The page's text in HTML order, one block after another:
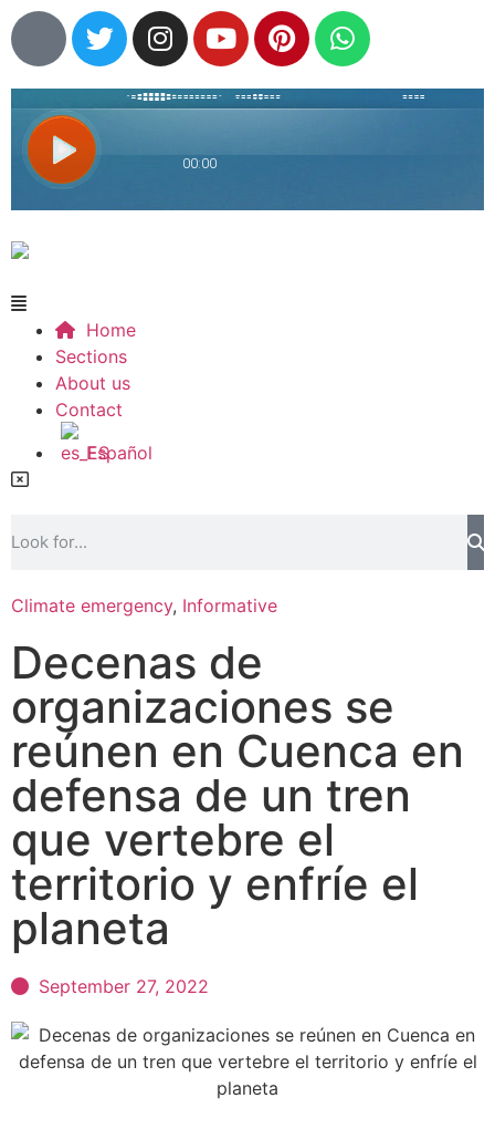
Home
Sections
About us
Contact
Español
Climate emergency, Informative
Decenas de
organizaciones se
reúnen en Cuenca en
defensa de un tren
que vertebre el
territorio y enfríe el
planeta
September 27, 2022